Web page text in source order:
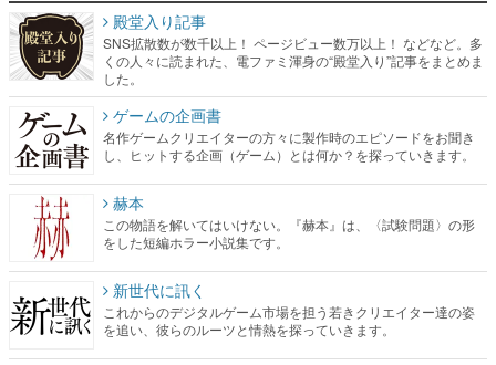
殿堂入り記事
SNS拡散数が数千以上！ ページビュー数万以上！ などなど。多
くの人々に読まれた、電ファミ渾身の“殿堂入り”記事をまとめま
した。
ゲームの企画書
名作ゲームクリエイターの方々に製作時のエピソードをお聞き
し、ヒットする企画（ゲーム）とは何か？を探っていきます。
赫本
この物語を解いてはいけない。『赫本』は、〈試験問題〉の形
をした短編ホラー小説集です。
新世代に訊く
これからのデジタルゲーム市場を担う若きクリエイター達の姿
を追い、彼らのルーツと情熱を探っていきます。